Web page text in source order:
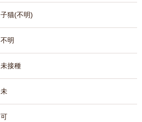
子猫(不明)
不明
未接種
未
可